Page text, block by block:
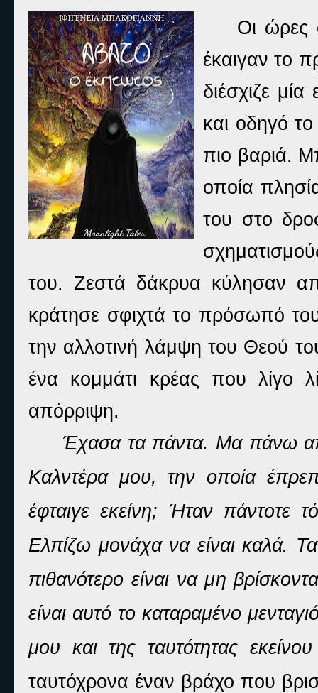
Οι ώρες
έκαιγαν το
διέσχιζε
και οδηγό
πιο βαριά.
οποία
του στο
του. Ζεστά δάκρυα κύλησαν
κράτησε σφιχτά το πρόσωπό
την αλλοτινή λάμψη του Θεού
ένα κομμάτι κρέας που λίγο
απόρριψη.
Έχασα τα πάντα. Μα πάνω
Καλντέρα μου, την οποία
έφταιγε εκείνη; Ήταν πάντοτε
Ελπίζω μονάχα να είναι καλά.
πιθανότερο είναι να μη
είναι αυτό το καταραμένο
μου και της ταυτότητας
ταυτόχρονα έναν βράχο που